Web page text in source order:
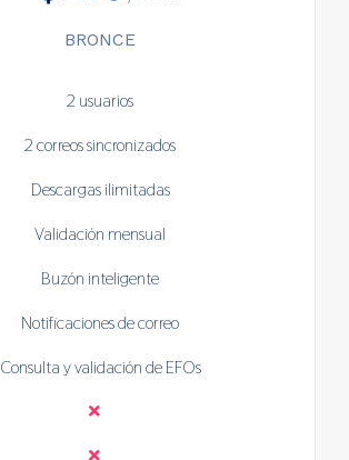
BRONCE
2 usuarios
2 correos sincronizados
Descargas ilimitadas
Validación mensual
Buzón inteligente
Notificaciones de correo
Consulta y validación de EFOs